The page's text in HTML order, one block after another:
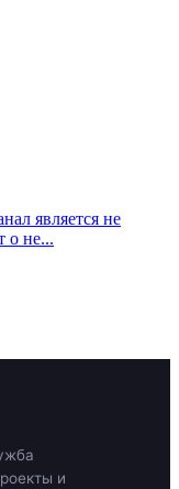
является не
о не...
и